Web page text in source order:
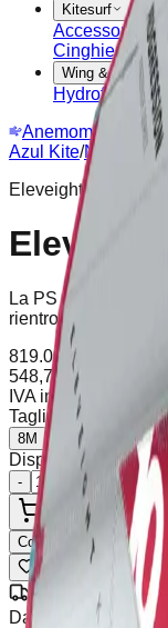
Kitesurf
Accessori Kite
Cinghie
Wing & Hydrofoil
Hydrofoil
Anemometro
Azul Kite/Negozio
Eleveight
Eleveight
La PS è il kite
rientro dall'acqua
819.00
-33%
548,73
IVA incl.
Spedizione
Taglia
8M
8M 10M
Disponibile (1
-
Aggiungi al Carrello
Compra Ora
Lista dei Desideri
Spedizione
Da €100